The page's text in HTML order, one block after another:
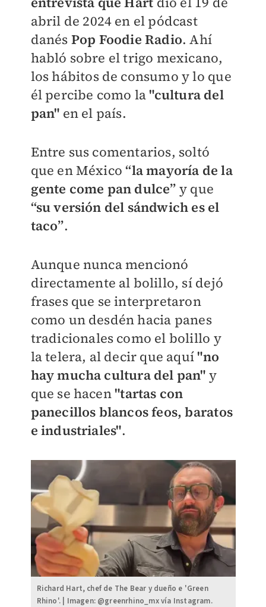
abril de 2024 en el pódcast
danés Pop Foodie Radio. Ahí
habló sobre el trigo mexicano,
los hábitos de consumo y lo que
él percibe como la"cultura del
pan" en el país.
Entre sus comentarios, soltó
que en México“la mayoría de la
gente come pan dulce” y que
“su versión del sándwich es el
taco”.
Aunque nunca mencionó
directamente al bolillo, sí dejó
frases que se interpretaron
como un desdén hacia panes
tradicionales como el bolillo y
la telera, al decir que aquí"no
hay mucha cultura del pan" y
que se hacen"tartas con
panecillos blancos feos, baratos
e industriales".
Richard Hart, chef de The Bear y dueño e 'Green
Rhino'. | Imagen: @greenrhino_mx vía Instagram.